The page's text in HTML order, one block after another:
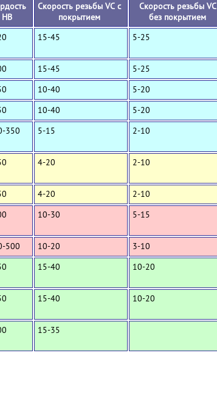
HB
Скорость резьбы VC с
покрытием
Скорость резьбы VC
без покрытием
15-45 5-25
15-45 5-25
10-40 5-20
10-40 5-20
350 5-15 2-10
4-20 2-10
4-20 2-10
10-30 5-15
500 10-20 3-10
15-40 10-20
15-40 10-20
15-35